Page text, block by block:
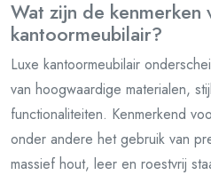
Wat zijn de kenmerken
kantoormeubilair?
Luxe kantoormeubilair
van hoogwaardige materialen,
functionaliteiten. Kenmerkend
onder andere het gebruik van
massief hout, leer en roestvrij